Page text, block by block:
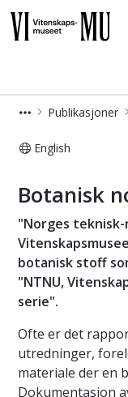
Publikasjoner
English
Botanisk
"Norges
botanisk stoff
"NTNU,
serie".
Ofte er det
utredninger,
materiale der en
Dokumentasjon